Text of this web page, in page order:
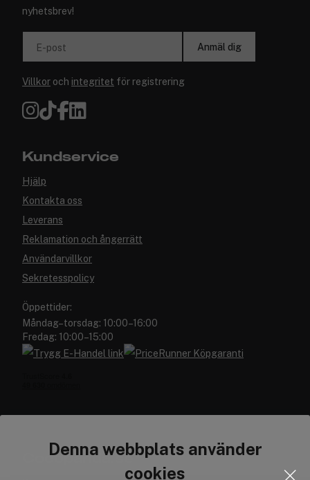
Denna webbplats använder
cookies
nyhetsbrev!
E-post Anmäl dig
Villkor och integritet för registrering
Kundservice
Hjälp
Kontakta oss
Leverans
Reklamation och ångerrätt
Användarvillkor
Sekretesspolicy
Öppettider:
Måndag–torsdag: 10:00–16:00
Fredag: 10:00–15:00
Cocopanda.se